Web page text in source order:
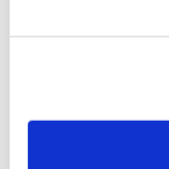
Dan kun je